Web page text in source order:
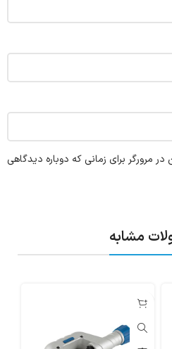
مرورگر برای زمانی که دوباره دیدگاهی
مشابه